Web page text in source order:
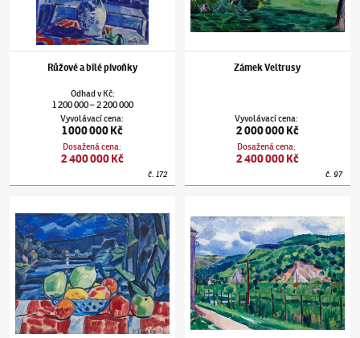
Růžové a bílé pivoňky
Odhadv Kč:
1 200 000–2 200 000
Vyvolávací cena:
1 000 000 Kč
Dosažená cena:
2 400 000 Kč
č.172
Zámek Veltrusy
Vyvolávací cena:
2 000 000 Kč
Dosažená cena:
2 400 000 Kč
č.97